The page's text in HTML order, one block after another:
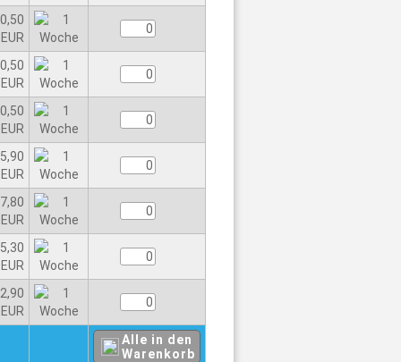
EUR
EUR
EUR
EUR
EUR
EUR
EUR
Alle in den
Warenkorb